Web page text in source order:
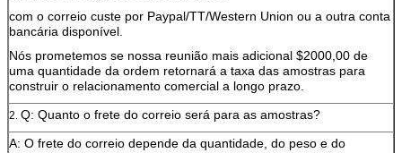
com o correio custe por Paypal/TT/Western Union ou a outra conta
bancária disponível.
Nós prometemos se nossa reunião mais adicional $2000,00 de
uma quantidade da ordem retornará a taxa das amostras para
construir o relacionamento comercial a longo prazo.
2. Q: Quanto o frete do correio será para as amostras?
A: O frete do correio depende da quantidade, do peso e do